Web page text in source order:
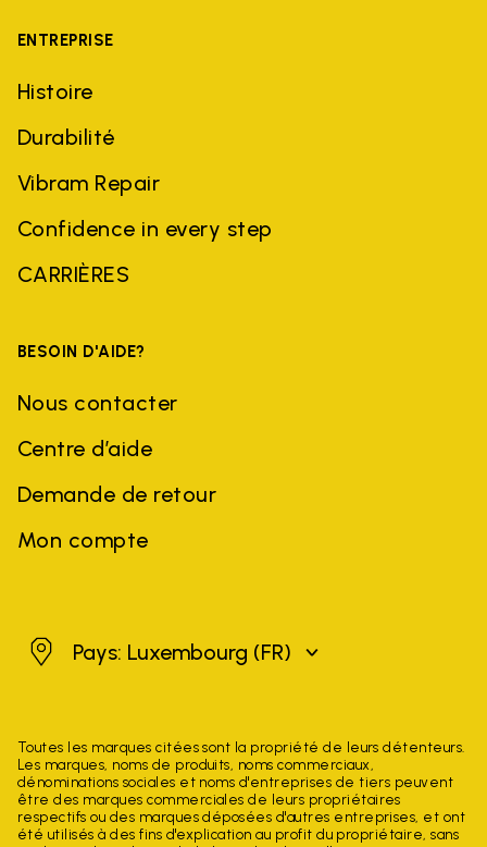
ENTREPRISE
Histoire
Durabilité
Vibram Repair
Confidence in every step
CARRIÈRES
BESOIN D'AIDE?
Nous contacter
Centre d’aide
Demande de retour
Mon compte
Luxembourg
Pays: Luxembourg (FR)
Toutes les marques citées sont la propriété de leurs détenteurs.
Les marques, noms de produits, noms commerciaux,
dénominations sociales et noms d'entreprises de tiers peuvent
être des marques commerciales de leurs propriétaires
respectifs ou des marques déposées d'autres entreprises, et ont
été utilisés à des fins d'explication au profit du propriétaire, sans